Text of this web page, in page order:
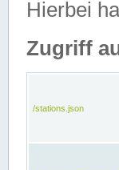
Hierbei
Zugriff
/stations.json